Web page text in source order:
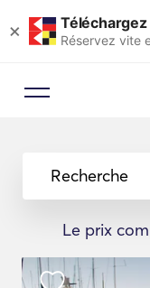
× Téléchargez
Réservez vite
Recherche
Le prix